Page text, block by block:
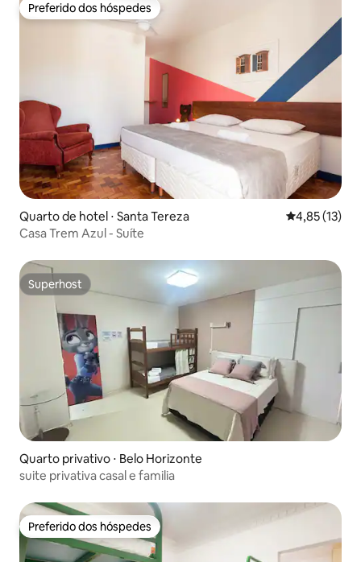
Preferido dos hóspedes
Preferido dos hóspedes
Quarto de hotel ⋅ Santa Tereza 4,85 de uma
4,85 (13)
Casa Trem Azul - Suíte
Superhost
Superhost
Quarto privativo ⋅ Belo Horizonte
suite privativa casal e familia
Preferido dos hóspedes
Preferido dos hóspedes